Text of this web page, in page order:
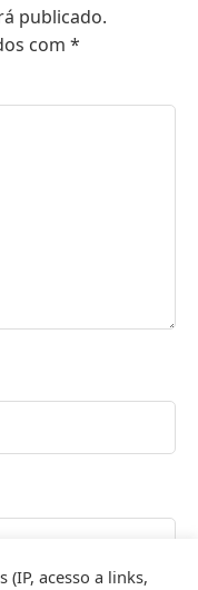
publicado.
com *
(IP, acesso a links,